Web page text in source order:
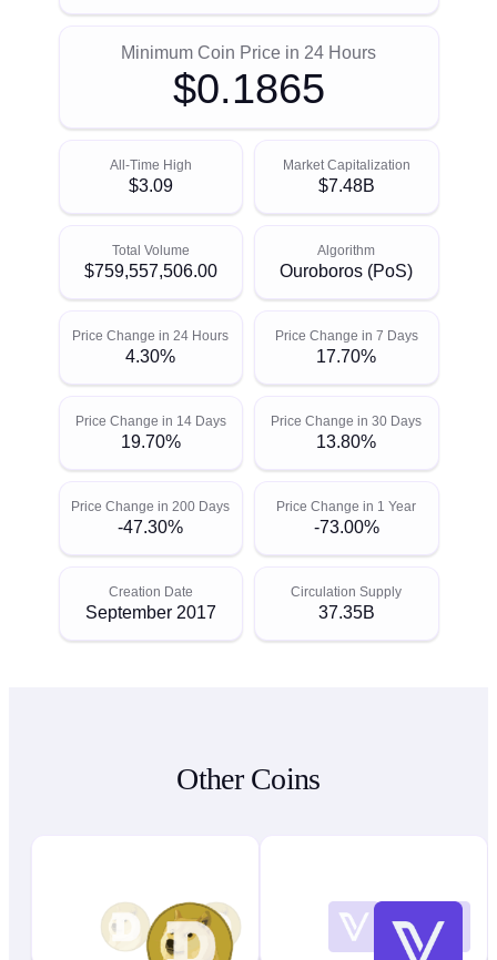
Minimum Coin Price in 24 Hours
$0.1865
All-Time High
$3.09
Market Capitalization
$7.48B
Total Volume
$759,557,506.00
Algorithm
Ouroboros (PoS)
Price Change in 24 Hours
4.30%
Price Change in 7 Days
17.70%
Price Change in 14 Days
19.70%
Price Change in 30 Days
13.80%
Price Change in 200 Days
-47.30%
Price Change in 1 Year
-73.00%
Creation Date
September 2017
Circulation Supply
37.35B
Other Coins